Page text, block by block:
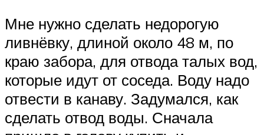
Мне нужно сделать недорогую
ливнёвку, длиной около 48 м, по
краю забора, для отвода талых вод,
которые идут от соседа. Воду надо
отвести в канаву. Задумался, как
сделать отвод воды. Сначала